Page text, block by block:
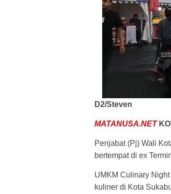
D2/Steven
MATANUSA.NET
Penjabat (Pj) Wali
bertempat di ex
UMKM Culinary
kuliner di Kota